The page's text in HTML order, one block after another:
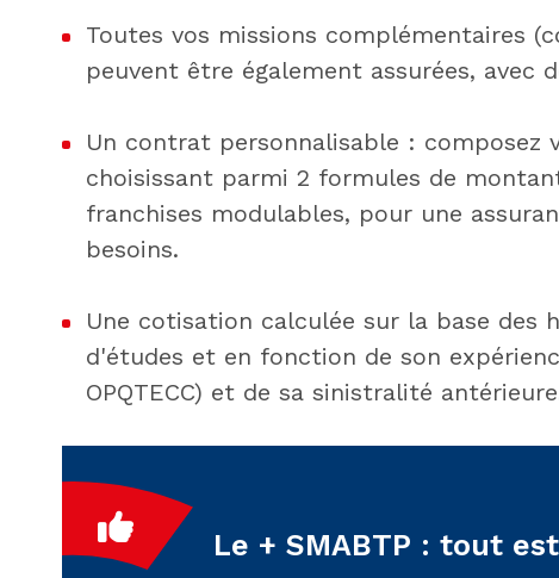
Toutes vos missions complémentaires
peuvent être également assurées, avec
Un contrat personnalisable : composez
choisissant parmi 2 formules de
franchises modulables, pour une
besoins.
Une cotisation calculée sur la base des
d'études et en fonction de son
OPQTECC) et de sa sinistralité
Le + SMABTP : tout